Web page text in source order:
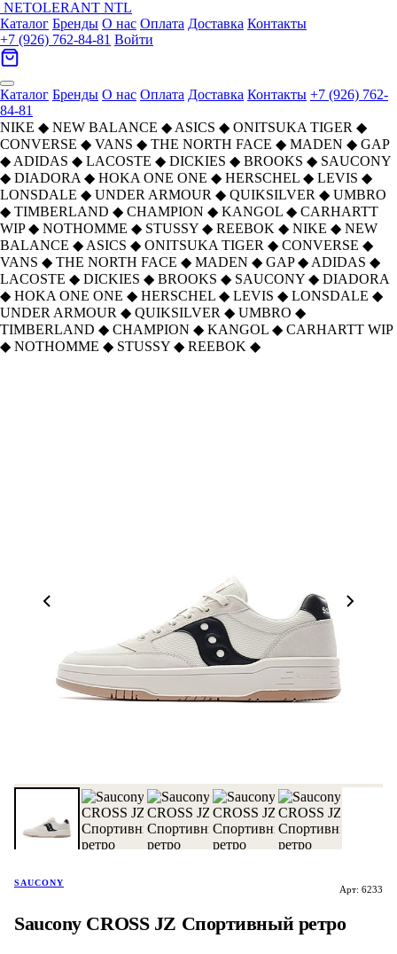
NETOLERANT NTL
Каталог Бренды О нас Оплата Доставка Контакты
+7 (926) 762-84-81 Войти
Каталог Бренды О нас Оплата Доставка Контакты +7 (926) 762-
84-81
NIKE ◆ NEW BALANCE ◆ ASICS ◆ ONITSUKA TIGER ◆
CONVERSE ◆ VANS ◆ THE NORTH FACE ◆ MADEN ◆ GAP
◆ ADIDAS ◆ LACOSTE ◆ DICKIES ◆ BROOKS ◆ SAUCONY
◆ DIADORA ◆ HOKA ONE ONE ◆ HERSCHEL ◆ LEVIS ◆
LONSDALE ◆ UNDER ARMOUR ◆ QUIKSILVER ◆ UMBRO
◆ TIMBERLAND ◆ CHAMPION ◆ KANGOL ◆ CARHARTT
WIP ◆ NOTHOMME ◆ STUSSY ◆ REEBOK ◆ NIKE ◆ NEW
BALANCE ◆ ASICS ◆ ONITSUKA TIGER ◆ CONVERSE ◆
VANS ◆ THE NORTH FACE ◆ MADEN ◆ GAP ◆ ADIDAS ◆
LACOSTE ◆ DICKIES ◆ BROOKS ◆ SAUCONY ◆ DIADORA
◆ HOKA ONE ONE ◆ HERSCHEL ◆ LEVIS ◆ LONSDALE ◆
UNDER ARMOUR ◆ QUIKSILVER ◆ UMBRO ◆
TIMBERLAND ◆ CHAMPION ◆ KANGOL ◆ CARHARTT WIP
◆ NOTHOMME ◆ STUSSY ◆ REEBOK ◆
SAUCONY
Арт: 6233
Saucony CROSS JZ Спортивный ретро